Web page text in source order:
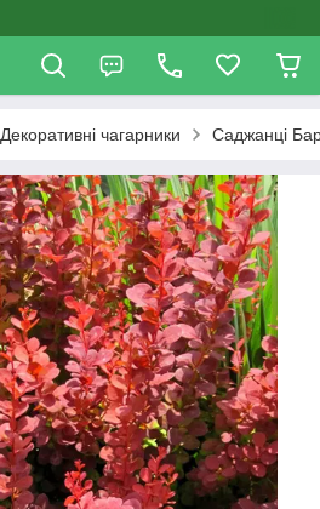
Декоративні чагарники Саджанці